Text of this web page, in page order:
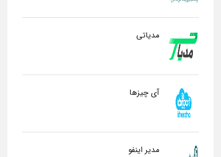
مدیاتی
آی چیزها
مدیر اینفو